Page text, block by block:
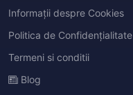
Informații despre Cookies
Politica de Confidențialitate
Termeni si conditii
Blog